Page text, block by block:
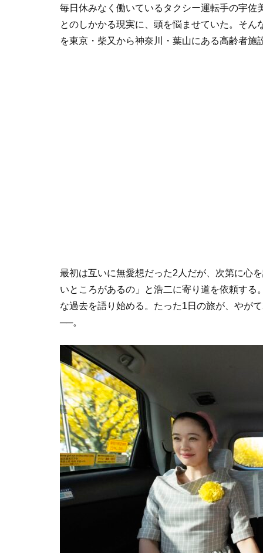
毎日休みなく働いているタクシー運転手の宇
とのしかかる現実に、頭を悩ませていた。そ
を東京・柴又から神奈川・葉山にある高齢者施
最初は互いに無愛想だった2人だが、次第に心
いところがあるの」と浩二に寄り道を依頼す
な過去を語り始める。たった1日の旅が、やが
──。